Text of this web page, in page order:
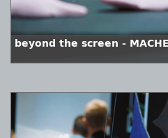
beyond the screen -